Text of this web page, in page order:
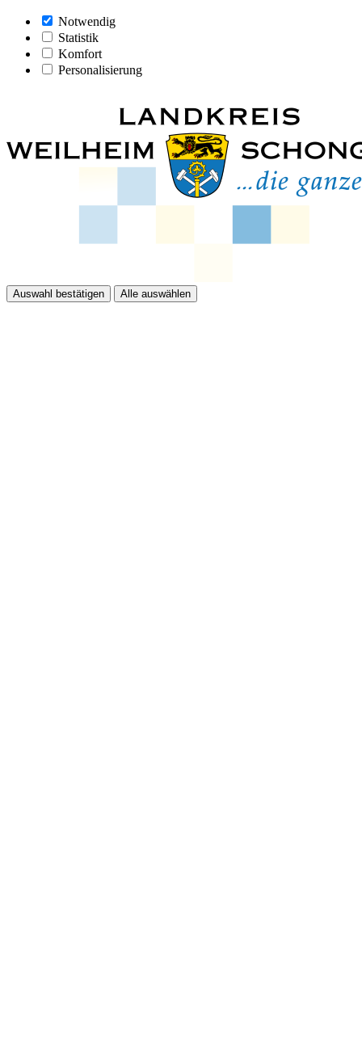
Notwendig
Statistik
Komfort
Personalisierung
Auswahl bestätigen Alle auswählen